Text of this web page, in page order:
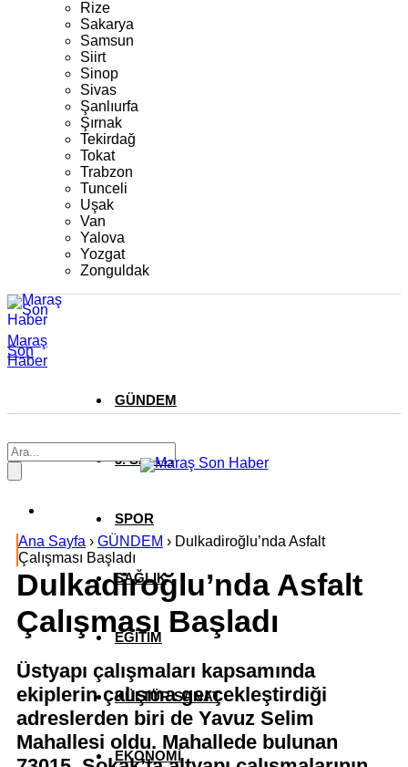
Rize
Sakarya
Samsun
Siirt
Sinop
Sivas
Şanlıurfa
Şırnak
Tekirdağ
Tokat
Trabzon
Tunceli
Uşak
Van
Yalova
Yozgat
Zonguldak
Maraş
Son
Haber
GÜNDEM
3. SAYFA
SPOR
SAĞLIK
EĞİTİM
KÜLTÜR SANAT
EKONOMİ
Ana Sayfa › GÜNDEM › Dulkadiroğlu’nda Asfalt
Çalışması Başladı
Dulkadiroğlu’nda Asfalt
Çalışması Başladı
Üstyapı çalışmaları kapsamında
ekiplerin çalışma gerçekleştirdiği
adreslerden biri de Yavuz Selim
Mahallesi oldu. Mahallede bulunan